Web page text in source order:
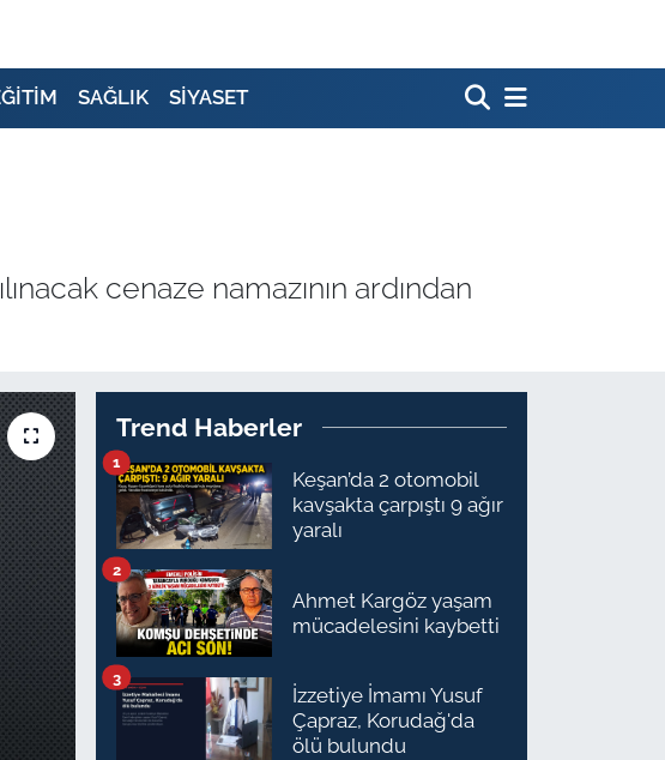
SAĞLIK SİYASET
cenaze namazının ardından
Trend Haberler
Keşan’da 2 otomobil
kavşakta çarpıştı 9 ağır
yaralı
1
Ahmet Kargöz yaşam
mücadelesini kaybetti
2
İzzetiye İmamı Yusuf
Çapraz, Korudağ'da
ölü bulundu
3